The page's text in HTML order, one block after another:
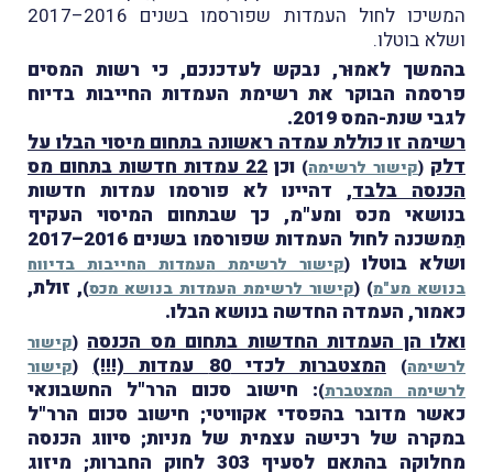
המשיכו לחול העמדות שפורסמו בשנים 2016–2017
ושלא בוטלו.
בהמשך לאמוּר, נבקש לעדכנכם, כי רשות המסים
פרסמה הבוקר את רשימת העמדות החייבות בדיוח
לגבי שנת-המס 2019.
רשימה זו כוללת עמדה ראשונה בתחום מיסוי הבלו על
דלק (קישור לרשימה) וכן
22 עמדות חדשות בתחום מס
הכנסה בלבד, דהיינו לא פורסמו עמדות חדשות
בנושאי מכס ומע"מ, כך שבתחום המיסוי העקיף
תַמשכנה לחול העמדות שפורסמו בשנים 2016–2017
ושלא בוטלו (קישור לרשימת העמדות החייבות בדיווח
בנושא מע"מ)
(קישור לרשימת העמדות בנושא מכס), זולת,
כאמור, העמדה החדשה בנושא הבלו.
ואלו הן העמדות החדשות בתחום מס הכנסה (קישור
לרשימה) המצטברות לכדי 80 עמדות (!!!) (קישור
לרשימה המצטברת): חישוב סכום הרר"ל החשבונאי
כאשר מדובר בהפסדי אקוויטי; חישוב סכום הרר"ל
במקרה של רכישה עצמית של מניות; סיווג הכנסה
מחלוקה בהתאם לסעיף 303 לחוק החברות; מיזוג